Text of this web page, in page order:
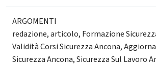
ARGOMENTI
redazione,articolo, Formazione
Validità Corsi Sicurezza Ancona,
Sicurezza Ancona,Sicurezza Sul Lavoro